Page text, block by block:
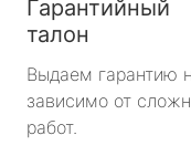
метро
метро
Гарантийный
талон
Выдаем гарантию
зависимо от
работ.